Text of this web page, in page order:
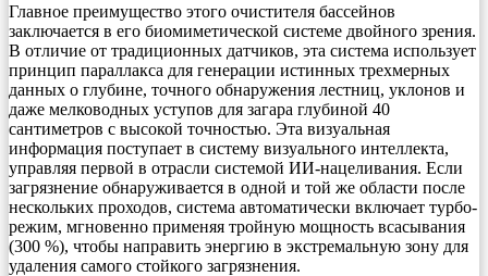
Главное преимущество этого очистителя бассейнов
заключается в его биомиметической системе двойного зрения.
В отличие от традиционных датчиков, эта система использует
принцип параллакса для генерации истинных трехмерных
данных о глубине, точного обнаружения лестниц, уклонов и
даже мелководных уступов для загара глубиной 40
сантиметров с высокой точностью. Эта визуальная
информация поступает в систему визуального интеллекта,
управляя первой в отрасли системой ИИ-нацеливания. Если
загрязнение обнаруживается в одной и той же области после
нескольких проходов, система автоматически включает турбо-
режим, мгновенно применяя тройную мощность всасывания
(300 %), чтобы направить энергию в экстремальную зону для
удаления самого стойкого загрязнения.